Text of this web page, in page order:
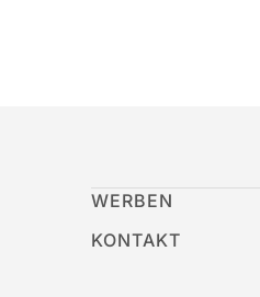
WERBEN
KONTAKT